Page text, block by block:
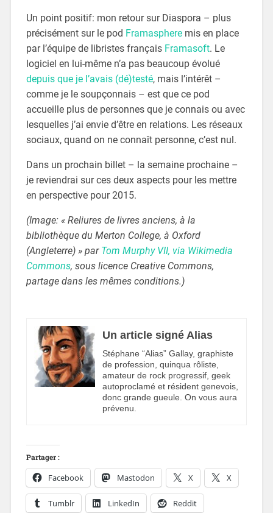
Un point positif: mon retour sur Diaspora – plus
précisément sur le pod Framaspheremis en place
par l’équipe de libristes français Framasoft. Le
logiciel en lui-même n’a pas beaucoup évolué
depuis que je l’avais (dé)testé, mais l’intérêt –
comme je le soupçonnais – est que ce pod
accueille plus de personnes que je connais ou avec
lesquelles j’ai envie d’être en relations. Les réseaux
sociaux, quand on ne connaît personne, c’est nul.
Dans un prochain billet – la semaine prochaine –
je reviendrai sur ces deux aspects pour les mettre
en perspective pour 2015.
(Image: « Reliures de livres anciens, à la
bibliothèque du Merton College, à Oxford
(Angleterre) » par Tom Murphy VII, via Wikimedia
Commons, sous licence Creative Commons,
partage dans les mêmes conditions.)
Un article signé Alias
Stéphane “Alias” Gallay, graphiste
de profession, quinqua rôliste,
amateur de rock progressif, geek
autoproclamé et résident genevois,
donc grande gueule. On vous aura
prévenu.
Partager :
Facebook Mastodon X X
Tumblr LinkedIn Reddit